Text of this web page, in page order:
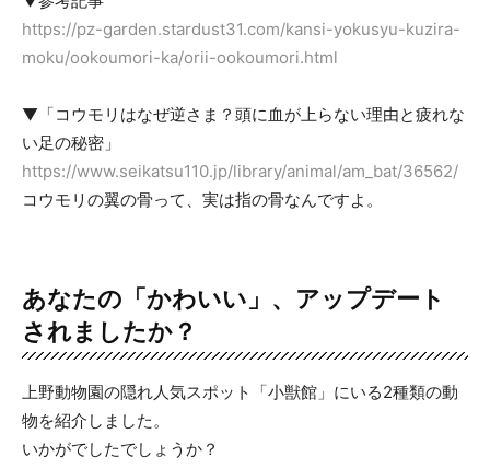
https://pz-garden.stardust31.com/kansi-yokusyu-kuzira-
moku/ookoumori-ka/orii-ookoumori.html
▼「コウモリはなぜ逆さま？頭に血が上らない理由と疲れな
い足の秘密」
https://www.seikatsu110.jp/library/animal/am_bat/36562/
コウモリの翼の骨って、実は指の骨なんですよ。
あなたの「かわいい」、アップデート
されましたか？
上野動物園の隠れ人気スポット「小獣館」にいる2種類の動
物を紹介しました。
いかがでしたでしょうか？